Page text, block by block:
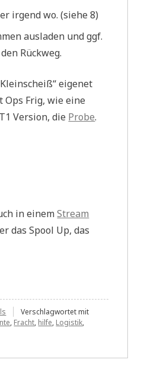
irgend wo. (siehe 8)
ausladen und ggf.
Rückweg.
eigenet
Ops Frig, wie eine
Version, die Probe.
in einemStream
das Spool Up, das
Verschlagwortet mit
, Fracht, hilfe, Logistik,